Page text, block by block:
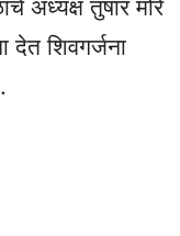
अध्यक्ष तुषार मोरे
देत शिवगर्जना